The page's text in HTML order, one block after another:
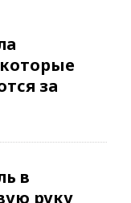
за
в
руку